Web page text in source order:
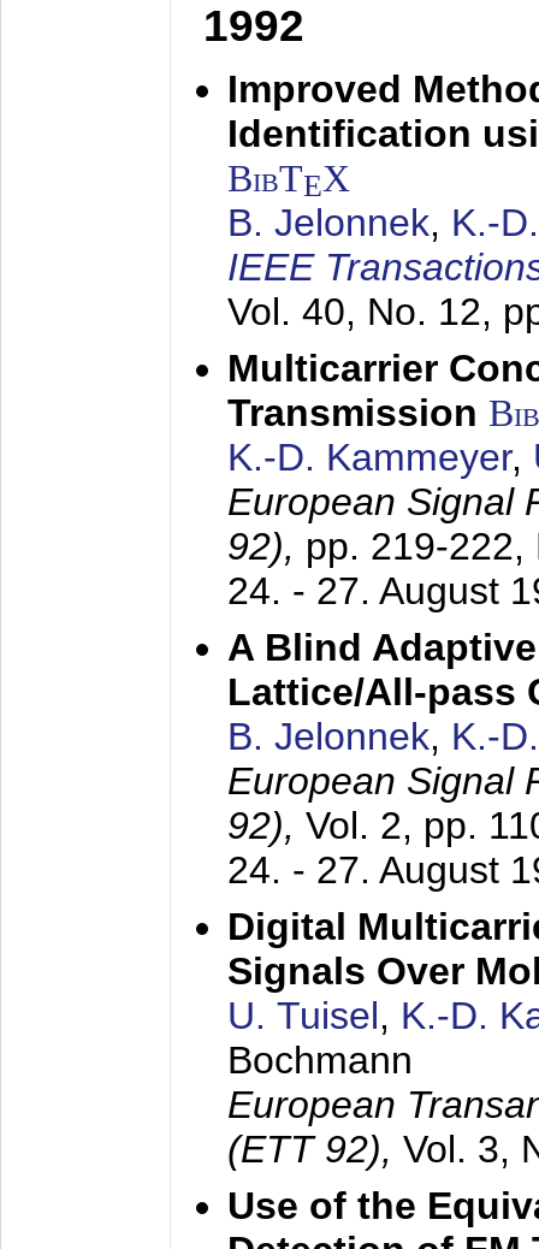
1992
Improved
Identification
BibTEX
B. Jelonnek, K.-
IEEE
Vol. 40, No. 12,
Multicarrier
Transmission
K.-D. Kammeyer,
European Signal
92), pp. 219-222,
24. - 27. August
A Blind
Lattice/All-pass
B. Jelonnek, K.-
European Signal
92), Vol. 2, pp.
24. - 27. August
Digital
Signals Over
U. Tuisel, K.-D.
Bochmann
European
(ETT 92), Vol. 3,
Use of the